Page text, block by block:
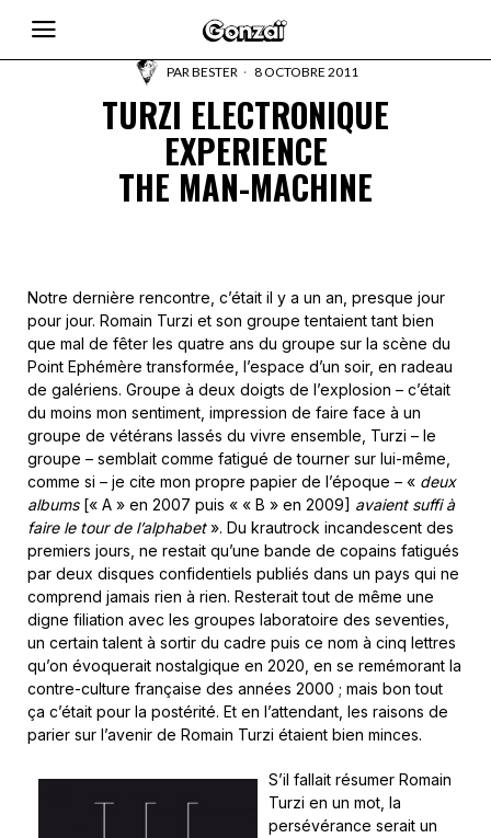
PARBESTER 8 OCTOBRE 2011
TURZI ELECTRONIQUE
EXPERIENCE
THE MAN-MACHINE
Notre dernière rencontre, c’était il y a un an, presque jour
pour jour. Romain Turzi et son groupe tentaient tant bien
que mal de fêter les quatre ans du groupe sur la scène du
Point Ephémère transformée, l’espace d’un soir, en radeau
de galériens. Groupe à deux doigts de l’explosion – c’était
du moins mon sentiment, impression de faire face à un
groupe de vétérans lassés du vivre ensemble, Turzi – le
groupe – semblait comme fatigué de tourner sur lui-même,
comme si – je cite mon propre papier de l’époque – « deux
albums[« A » en 2007 puis « « B » en 2009] avaient suffi à
faire le tour de l’alphabet». Du krautrock incandescent des
premiers jours, ne restait qu’une bande de copains fatigués
par deux disques confidentiels publiés dans un pays qui ne
comprend jamais rien à rien. Resterait tout de même une
digne filiation avec les groupes laboratoire des seventies,
un certain talent à sortir du cadre puis ce nom à cinq lettres
qu’on évoquerait nostalgique en 2020, en se remémorant la
contre-culture française des années 2000 ; mais bon tout
ça c’était pour la postérité. Et en l’attendant, les raisons de
parier sur l’avenir de Romain Turzi étaient bien minces.
S’il fallait résumer Romain
Turzi en un mot, la
persévérance serait un